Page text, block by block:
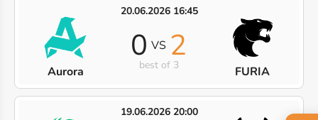
20.06.2026 16:45
Aurora
0 VS 2
best of 3 FURIA
19.06.2026 20:00